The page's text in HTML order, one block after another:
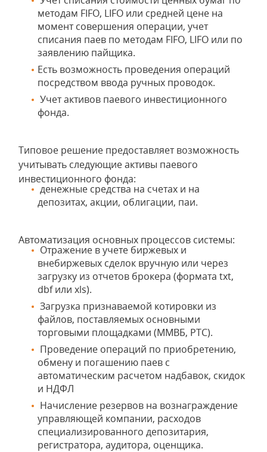
методам FIFO, LIFO или средней цене на
момент совершения операции, учет
списания паев по методам FIFO, LIFO или по
заявлению пайщика.
Есть возможность проведения операций
посредством ввода ручных проводок.
Учет активов паевого инвестиционного
фонда.
Типовое решение предоставляет возможность
учитывать следующие активы паевого
инвестиционного фонда:
денежные средства на счетах и на
депозитах, акции, облигации, паи.
Автоматизация основных процессов системы:
Отражение в учете биржевых и
внебиржевых сделок вручную или через
загрузку из отчетов брокера (формата txt,
dbf или xls).
Загрузка признаваемой котировки из
файлов, поставляемых основными
торговыми площадками (ММВБ, РТС).
Проведение операций по приобретению,
обмену и погашению паев с
автоматическим расчетом надбавок, скидок
и НДФЛ
Начисление резервов на вознаграждение
управляющей компании, расходов
специализированного депозитария,
регистратора, аудитора, оценщика.